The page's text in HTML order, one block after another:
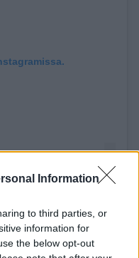
Information
to third parties, or
information for
the below opt-out